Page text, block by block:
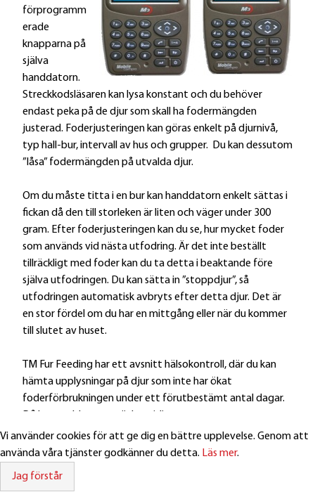
förprogramm
erade
knapparna på
själva
handdatorn.
Streckkodsläsaren kan lysa konstant och du behöver
endast peka på de djur som skall ha fodermängden
justerad. Foderjusteringen kan göras enkelt på djurnivå,
typ hall-bur, intervall av hus och grupper. Du kan dessutom
”låsa” fodermängden på utvalda djur.
Om du måste titta i en bur kan handdatorn enkelt sättas i
fickan då den till storleken är liten och väger under 300
gram. Efter foderjusteringen kan du se, hur mycket foder
som används vid nästa utfodring. Är det inte beställt
tillräckligt med foder kan du ta detta i beaktande före
själva utfodringen. Du kan sätta in ”stoppdjur”, så
utfodringen automatisk avbryts efter detta djur. Det är
en stor fördel om du har en mittgång eller när du kommer
till slutet av huset.
TM Fur Feeding har ett avsnitt hälsokontroll, där du kan
hämta upplysningar på djur som inte har ökat
foderförbrukningen under ett förutbestämt antal dagar.
Öppet: 8 - 16
Vi använder cookies för att ge dig en bättre upplevelse. Genom att
använda våra tjänster godkänner du detta. Läs mer.
Jag förstår